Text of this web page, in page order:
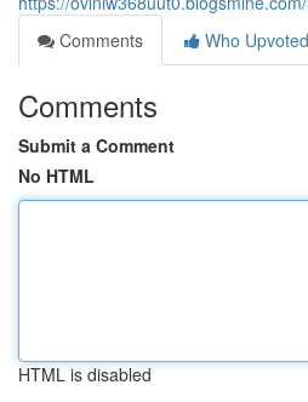
Comments
Who Upvoted
Comments
Submit a Comment
No HTML
HTML is disabled